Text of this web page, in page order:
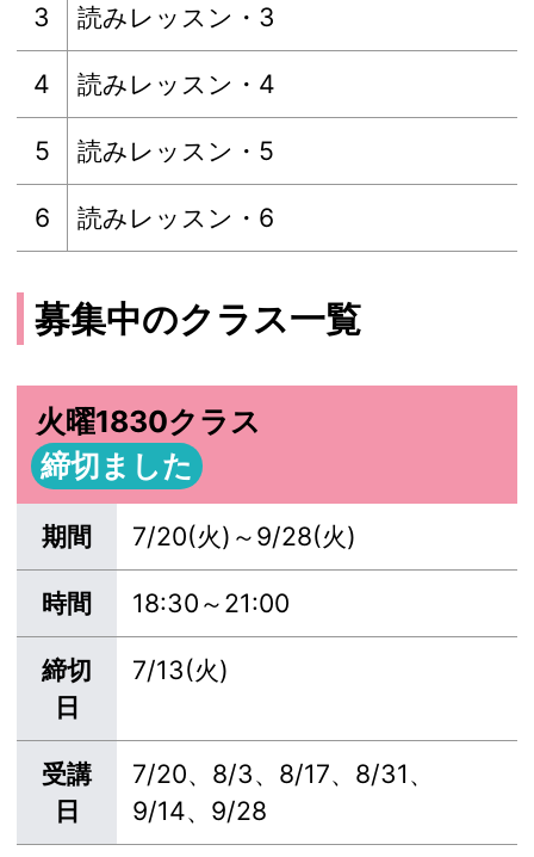
3 読みレッスン・3
4 読みレッスン・4
5 読みレッスン・5
6 読みレッスン・6
募集中のクラス一覧
火曜1830クラス
締切ました
期間 7/20(火)～9/28(火)
時間 18:30～21:00
締切
日
7/13(火)
受講
日
7/20、8/3、8/17、8/31、
9/14、9/28